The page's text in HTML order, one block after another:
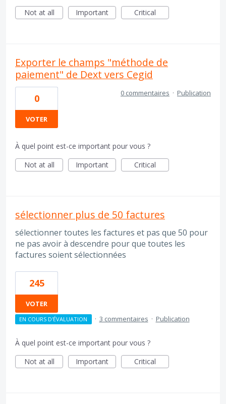
Not at all Important Critical
Exporter le champs "méthode de
paiement" de Dext vers Cegid
0
VOTER
0 commentaires · Publication
À quel point est-ce important pour vous ?
Not at all
Important Critical
sélectionner plus de 50 factures
sélectionner toutes les factures et pas que 50 pour
ne pas avoir à descendre pour que toutes les
factures soient sélectionnées
245
VOTER
EN COURS D'ÉVALUATION · 3 commentaires · Publication
À quel point est-ce important pour vous ?
Not at all
Important Critical